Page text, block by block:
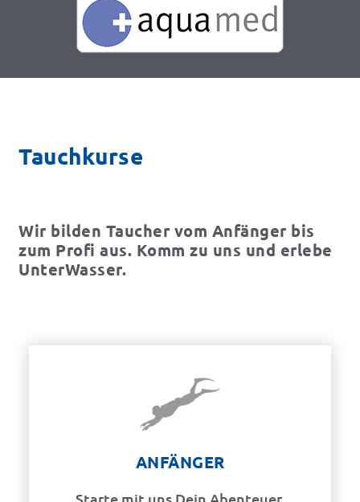
Tauchkurse
Wir bilden Taucher vom Anfänger bis
zum Profi aus. Komm zu uns und erlebe
UnterWasser.
ANFÄNGER